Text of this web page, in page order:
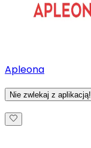
Apleona
Nie zwlekaj z aplikacją!